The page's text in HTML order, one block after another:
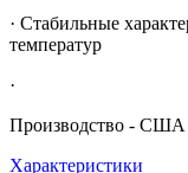
· Стабильные
температур
·
Производство - США
Характеристики